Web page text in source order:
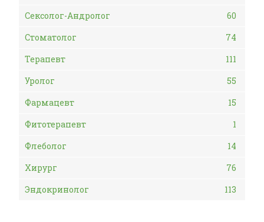
Сексолог-Андролог
60
Стоматолог
74
Терапевт
111
Уролог
55
Фармацевт
15
Фитотерапевт
1
Флеболог
14
Хирург
76
Эндокринолог
113